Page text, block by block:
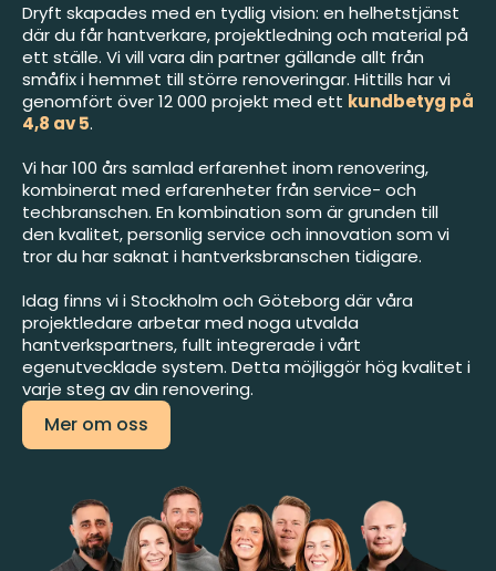
Dryft skapades med en tydlig vision: en helhetstjänst
där du får hantverkare, projektledning och material på
ett ställe. Vi vill vara din partner gällande allt från
småfix i hemmet till större renoveringar. Hittills har vi
genomfört över 12 000 projekt med ett kundbetyg på
4,8 av 5.
Vi har 100 års samlad erfarenhet inom renovering,
kombinerat med erfarenheter från service- och
techbranschen. En kombination som är grunden till
den kvalitet, personlig service och innovation som vi
tror du har saknat i hantverksbranschen tidigare.
Idag finns vi i Stockholm och Göteborg där våra
projektledare arbetar med noga utvalda
hantverkspartners, fullt integrerade i vårt
egenutvecklade system. Detta möjliggör hög kvalitet i
varje steg av din renovering.
Mer om oss